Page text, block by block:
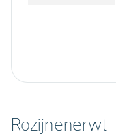
Rozijnenerwt